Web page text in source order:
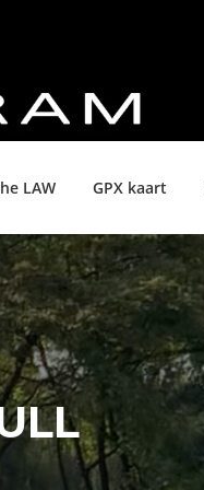
LAW GPX kaart